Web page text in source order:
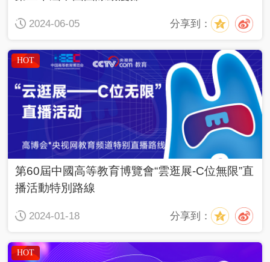
2024-06-05 分享到：
HOT
第60屆中國高等教育博覽會“雲逛展-C位無限”直
播活動特別路線
2024-01-18 分享到：
HOT